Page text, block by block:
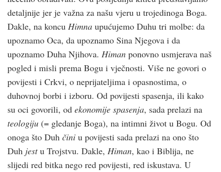
detaljnije jer je važna za našu vjeru u trojedinoga Boga.
Dakle, na koncu Himna upućujemo Duhu tri molbe: da
upoznamo Oca, da upoznamo Sina Njegova i da
upoznamo Duha Njihova. Himan ponovno usmjerava naš
pogled i misli prema Bogu i vječnosti. Više ne govori o
povijesti i Crkvi, o neprijateljima i opasnostima, o
duhovnoj borbi i izboru. Od povijesti spasenja, ili kako
su oci govorili, od ekonomije spasenja, sada prelazi na
teologiju (= gledanje Boga), na intimni život u Bogu. Od
onoga što Duh čini u povijesti sada prelazi na ono što
Duh jestu Trojstvu. Dakle, Himan, kao i Biblija, ne
slijedi red bitka nego red povijesti, red iskustava. U